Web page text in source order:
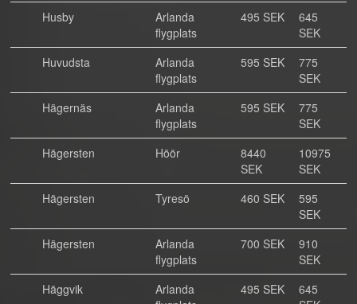
Husby
Arlanda
flygplats
495 SEK
645
SEK
Huvudsta
Arlanda
flygplats
595 SEK
775
SEK
Hägernäs
Arlanda
flygplats
595 SEK
775
SEK
Hägersten
Höör
8440
SEK
10975
SEK
Hägersten
Tyresö 460 SEK
595
SEK
Hägersten
Arlanda
flygplats
700 SEK
910
SEK
Häggvik
Arlanda
495 SEK
645